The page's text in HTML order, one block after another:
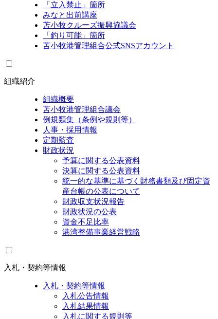
「立入禁止」箇所
みなと出前講座
苫小牧クルーズ振興協議会
「釣り可能」箇所
苫小牧港管理組合公式SNSアカウント
組織紹介
組織概要
苫小牧港管理組合議会
例規類集（条例や規則等）
人事・採用情報
定期監査
財政状況
予算に関する公表資料
決算に関する公表資料
統一的な基準に基づく財務書類及び固定資
産台帳の公表について
財政収支状況報告
財政状況の公表
資金不足比率
港湾整備事業経営戦略
入札・契約等情報
入札・契約等情報
入札公告情報
入札結果情報
入札に関する規則等